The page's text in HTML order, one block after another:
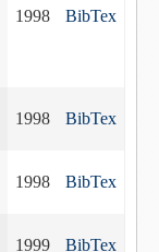
1998 BibTex
1998 BibTex
1998 BibTex
1999 BibTex